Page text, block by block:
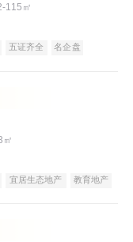
115㎡
五证齐全 名企盘
㎡
宜居生态地产 教育地产